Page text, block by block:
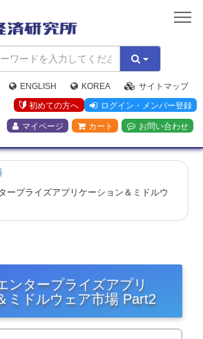
矢
野
経
済
研
究
所
ENGLISH KOREA
サイトマップ
初めての方へ
ログイン・メンバー登録
マイページ カート お問い合わせ
ープライズアプリケーション＆ミドルウ
ンタープライズアプリ
ミドルウェア市場 Part2